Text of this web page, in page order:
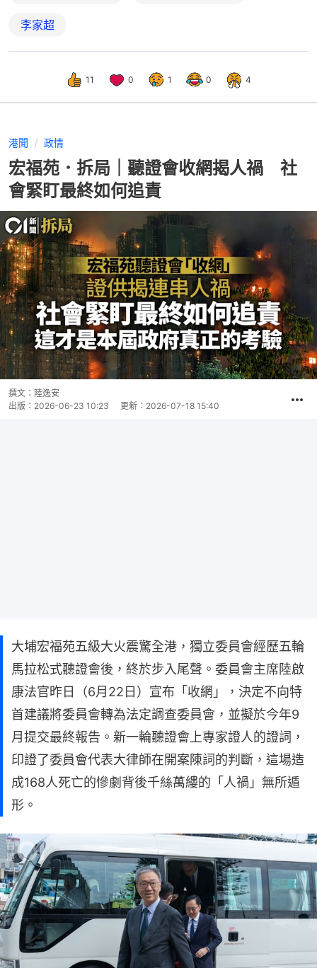
李家超
11 0 1 0 4
港聞 政情
宏福苑．拆局｜聽證會收網揭人禍 社
會緊盯最終如何追責
撰文： 陸逸安
出版： 2026-06-23 10:23 更新： 2026-07-18 15:40
大埔宏福苑五級大火震驚全港，獨立委員會經歷五輪
馬拉松式聽證會後，終於步入尾聲。委員會主席陸啟
康法官昨日（6月22日）宣布「收網」，決定不向特
首建議將委員會轉為法定調查委員會，並擬於今年9
月提交最終報告。新一輪聽證會上專家證人的證詞，
印證了委員會代表大律師在開案陳詞的判斷，這場造
成168人死亡的慘劇背後千絲萬縷的「人禍」無所遁
形。